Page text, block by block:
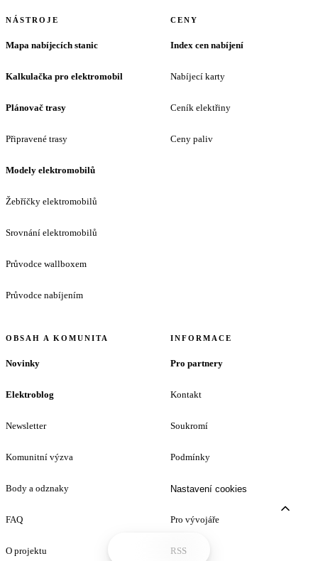
NÁSTROJE
Mapa nabíjecích stanic
Kalkulačka pro elektromobil
Plánovač trasy
Připravené trasy
Modely elektromobilů
Žebříčky elektromobilů
Srovnání elektromobilů
Průvodce wallboxem
Průvodce nabíjením
CENY
Index cen nabíjení
Nabíjecí karty
Ceník elektřiny
Ceny paliv
OBSAH A KOMUNITA
Novinky
Elektroblog
Newsletter
Komunitní výzva
Body a odznaky
FAQ
O projektu
INFORMACE
Pro partnery
Kontakt
Soukromí
Podmínky
Nastavení cookies
Pro vývojáře
RSS
Tento web používá cookies